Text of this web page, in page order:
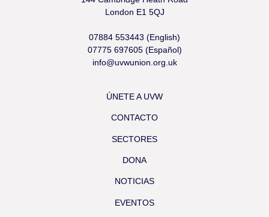
London E1 5QJ
07884 553443 (English)
07775 697605 (Español)
info@uvwunion.org.uk
ÚNETE A UVW
CONTACTO
SECTORES
DONA
NOTICIAS
EVENTOS